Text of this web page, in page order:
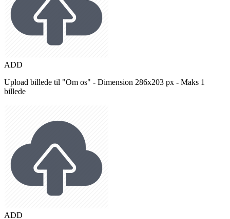
ADD
Upload billede til "Om os" - Dimension 286x203 px - Maks 1
billede
ADD